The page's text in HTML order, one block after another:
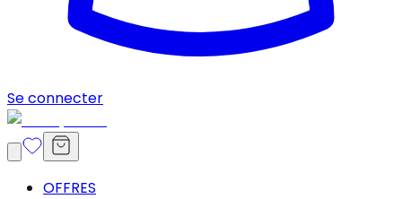
Se connecter
OFFRES